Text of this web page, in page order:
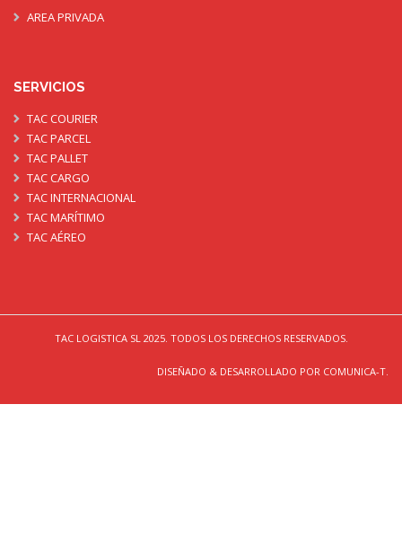
AREA PRIVADA
SERVICIOS
TAC COURIER
TAC PARCEL
TAC PALLET
TAC CARGO
TAC INTERNACIONAL
TAC MARÍTIMO
TAC AÉREO
TAC LOGISTICA SL 2025. TODOS LOS DERECHOS RESERVADOS.
DISEÑADO & DESARROLLADO POR COMUNICA-T.